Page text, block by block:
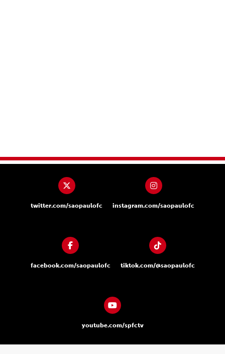
twitter.com/saopaulofc instagram.com/saopaulofc
facebook.com/saopaulofc tiktok.com/@saopaulofc
youtube.com/spfctv